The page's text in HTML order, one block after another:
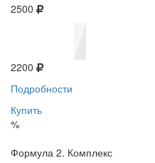
2500
2200
Подробности
Купить
%
Формула 2. Комплекс